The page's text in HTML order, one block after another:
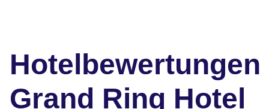
Hotelbewertungen
Grand Ring Hotel